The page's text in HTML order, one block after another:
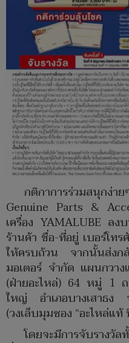
กติกาการร่วมสนุกง่า
Genuine Parts &
เครื่อง YAMALUBE ล
ร้านค้า ชื่อ-ที่อยู่ เบอร์โ
ให้ครบถ้วน จากนั้นส่ง
มอเตอร์ จำกัด แผนกวาง
(ฝ่ายอะไหล่) 64 หมู่ 1
ใหญ่ อำเภอบางเสาธง
(วงเล็บมุมซอง “อะไหล่แท้
โดยจะมีการจับรางวั